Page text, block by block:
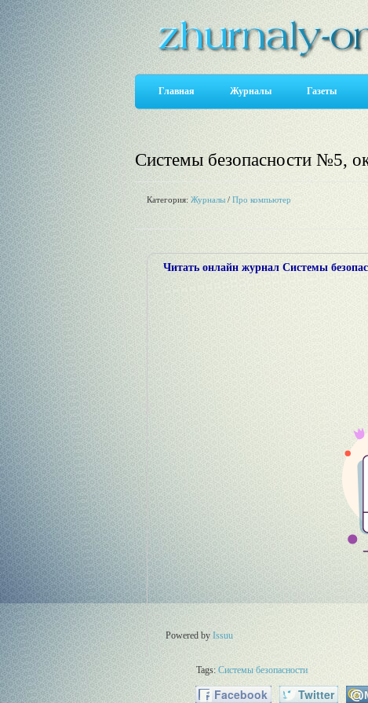
Главная Журналы Газеты
Системы безопасности №5,
Категория: Журналы / Про компьютер
Читать онлайн журнал Системы
Powered by Issuu
Tags:Системы безопасности
Facebook Twitter